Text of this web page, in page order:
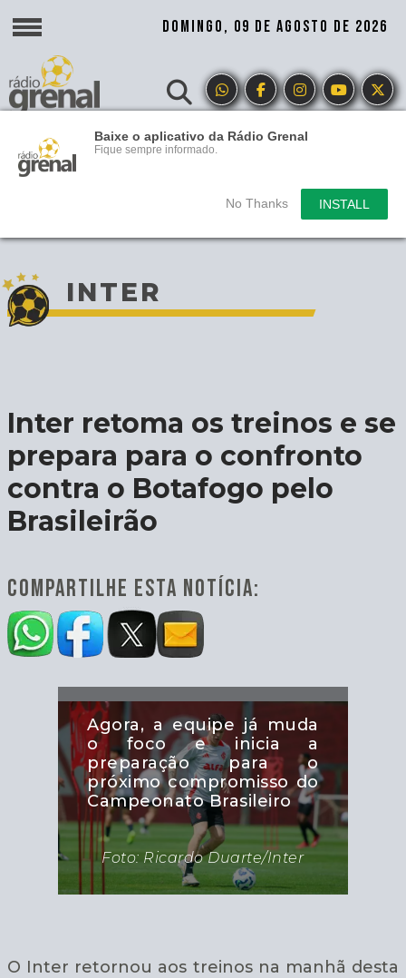
Baixe o aplicativo da Rádio Grenal
Fique sempre informado.
No Thanks INSTALL
DOMINGO, 09 DE AGOSTO DE 2026
INTER
Inter retoma os treinos e se
prepara para o confronto
contra o Botafogo pelo
Brasileirão
COMPARTILHE ESTA NOTÍCIA:
Agora, a equipe já muda
o foco e inicia a
preparação para o
próximo compromisso do
Campeonato Brasileiro
Foto: Ricardo Duarte/Inter
O Inter retornou aos treinos na manhã desta